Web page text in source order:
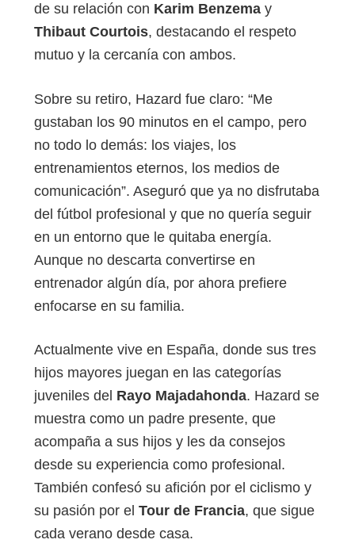
de su relación con Karim Benzema y
Thibaut Courtois, destacando el respeto
mutuo y la cercanía con ambos.
Sobre su retiro, Hazard fue claro: “Me
gustaban los 90 minutos en el campo, pero
no todo lo demás: los viajes, los
entrenamientos eternos, los medios de
comunicación”. Aseguró que ya no disfrutaba
del fútbol profesional y que no quería seguir
en un entorno que le quitaba energía.
Aunque no descarta convertirse en
entrenador algún día, por ahora prefiere
enfocarse en su familia.
Actualmente vive en España, donde sus tres
hijos mayores juegan en las categorías
juveniles del Rayo Majadahonda. Hazard se
muestra como un padre presente, que
acompaña a sus hijos y les da consejos
desde su experiencia como profesional.
También confesó su afición por el ciclismo y
su pasión por el Tour de Francia, que sigue
cada verano desde casa.